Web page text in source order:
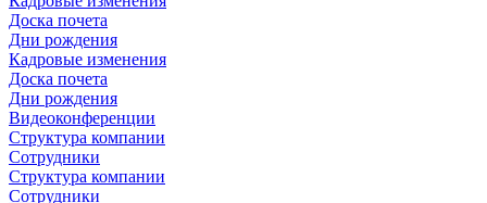
Доска почета
Дни рождения
Кадровые изменения
Доска почета
Дни рождения
Видеоконференции
Структура компании
Сотрудники
Структура компании
Сотрудники